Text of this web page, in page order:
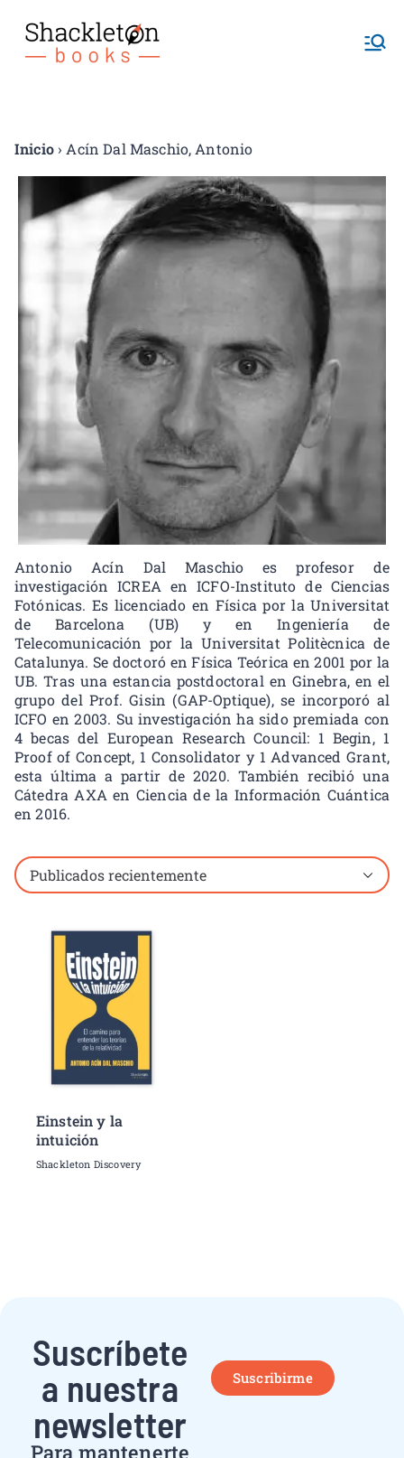
Shackletonb
Inicio› Acín Dal Maschio, Antonio
Antonio Acín Dal Maschio es profesor de
investigación ICREA en ICFO-Instituto de Ciencias
Fotónicas. Es licenciado en Física por la Universitat
de Barcelona (UB) y en Ingeniería de
Telecomunicación por la Universitat Politècnica de
Catalunya. Se doctoró en Física Teórica en 2001 por la
UB. Tras una estancia postdoctoral en Ginebra, en el
grupo del Prof. Gisin (GAP-Optique), se incorporó al
ICFO en 2003. Su investigación ha sido premiada con
4 becas del European Research Council: 1 Begin, 1
Proof of Concept, 1 Consolidator y 1 Advanced Grant,
esta última a partir de 2020. También recibió una
Cátedra AXA en Ciencia de la Información Cuántica
en 2016.
Einstein y la
intuición
Shackleton Discovery
Suscríbete
a nuestra
newsletter
Para mantenerte
Suscribirme